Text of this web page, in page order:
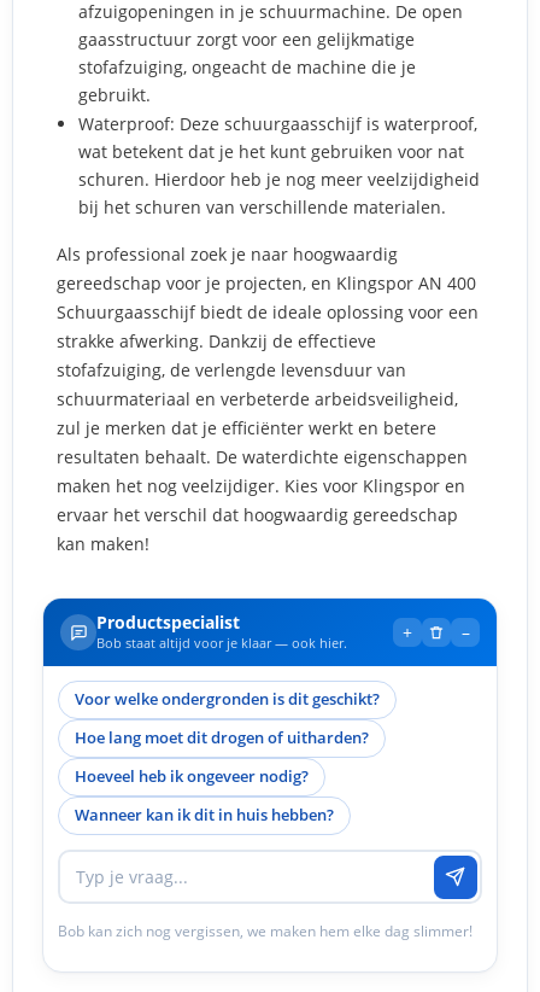
afzuigopeningen in je schuurmachine. De open
gaasstructuur zorgt voor een gelijkmatige
stofafzuiging, ongeacht de machine die je
gebruikt.
Waterproof: Deze schuurgaasschijf is waterproof,
wat betekent dat je het kunt gebruiken voor nat
schuren. Hierdoor heb je nog meer veelzijdigheid
bij het schuren van verschillende materialen.
Als professional zoek je naar hoogwaardig
gereedschap voor je projecten, en Klingspor AN 400
Schuurgaasschijf biedt de ideale oplossing voor een
strakke afwerking. Dankzij de effectieve
stofafzuiging, de verlengde levensduur van
schuurmateriaal en verbeterde arbeidsveiligheid,
zul je merken dat je efficiënter werkt en betere
resultaten behaalt. De waterdichte eigenschappen
maken het nog veelzijdiger. Kies voor Klingspor en
ervaar het verschil dat hoogwaardig gereedschap
kan maken!
Productspecialist
Bob staat altijd voor je klaar — ook hier. + –
Voor welke ondergronden is dit geschikt?
Hoe lang moet dit drogen of uitharden?
Hoeveel heb ik ongeveer nodig?
Wanneer kan ik dit in huis hebben?
Bob kan zich nog vergissen, we maken hem elke dag slimmer!